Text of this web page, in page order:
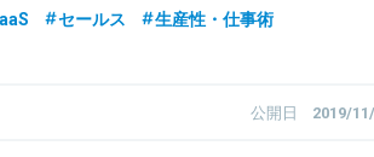
セールス 生産性・仕事術
公開日 2019/